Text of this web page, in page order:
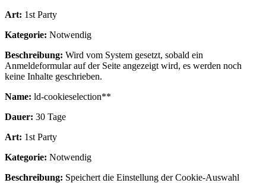
Art: 1st Party
Kategorie: Notwendig
Beschreibung: Wird vom System gesetzt, sobald ein
Anmeldeformular auf der Seite angezeigt wird, es werden noch
keine Inhalte geschrieben.
Name: ld-cookieselection**
Dauer: 30 Tage
Art: 1st Party
Kategorie: Notwendig
Beschreibung: Speichert die Einstellung der Cookie-Auswahl